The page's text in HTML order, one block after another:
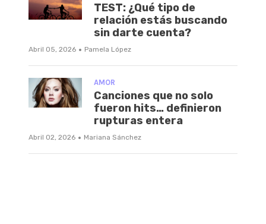
TEST: ¿Qué tipo de
relación estás buscando
sin darte cuenta?
Abril 05, 2026 · Pamela López
AMOR
Canciones que no solo
fueron hits… definieron
rupturas entera
Abril 02, 2026 · Mariana Sánchez